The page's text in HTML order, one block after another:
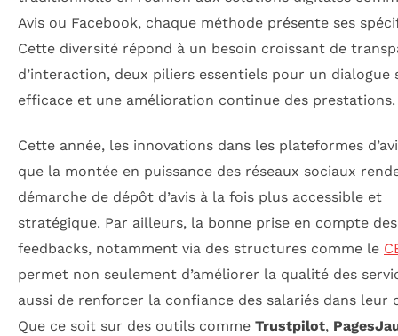
Avis ou Facebook, chaque méthode présente ses
Cette diversité répond à un besoin croissant de
d’interaction, deux piliers essentiels pour un dialogue
efficace et une amélioration continue des prestations.
Cette année, les innovations dans les plateformes
que la montée en puissance des réseaux sociaux
démarche de dépôt d’avis à la fois plus accessible et
stratégique. Par ailleurs, la bonne prise en compte des
feedbacks, notamment via des structures comme le
permet non seulement d’améliorer la qualité des
aussi de renforcer la confiance des salariés dans leur
Que ce soit sur des outils comme Trustpilot,